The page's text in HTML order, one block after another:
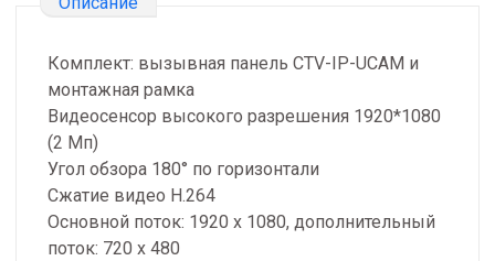
Комплект: вызывная панель CTV-IP-UCAM и
монтажная рамка
Видеосенсор высокого разрешения 1920*1080
(2 Мп)
Угол обзора 180° по горизонтали
Сжатие видео H.264
Основной поток: 1920 х 1080, дополнительный
поток: 720 х 480